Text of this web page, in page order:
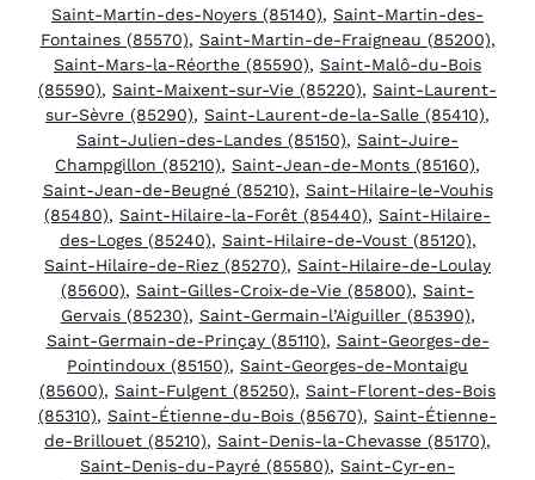
Saint-Martin-des-Noyers (85140), Saint-Martin-des-
Fontaines (85570), Saint-Martin-de-Fraigneau (85200),
Saint-Mars-la-Réorthe (85590), Saint-Malô-du-Bois
(85590), Saint-Maixent-sur-Vie (85220), Saint-Laurent-
sur-Sèvre (85290), Saint-Laurent-de-la-Salle (85410),
Saint-Julien-des-Landes (85150), Saint-Juire-
Champgillon (85210), Saint-Jean-de-Monts (85160),
Saint-Jean-de-Beugné (85210), Saint-Hilaire-le-Vouhis
(85480), Saint-Hilaire-la-Forêt (85440), Saint-Hilaire-
des-Loges (85240), Saint-Hilaire-de-Voust (85120),
Saint-Hilaire-de-Riez (85270), Saint-Hilaire-de-Loulay
(85600), Saint-Gilles-Croix-de-Vie (85800), Saint-
Gervais (85230), Saint-Germain-l’Aiguiller (85390),
Saint-Germain-de-Prinçay (85110), Saint-Georges-de-
Pointindoux (85150), Saint-Georges-de-Montaigu
(85600), Saint-Fulgent (85250), Saint-Florent-des-Bois
(85310), Saint-Étienne-du-Bois (85670), Saint-Étienne-
de-Brillouet (85210), Saint-Denis-la-Chevasse (85170),
Saint-Denis-du-Payré (85580), Saint-Cyr-en-